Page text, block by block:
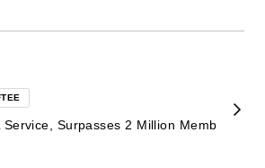
Service, Surpasses 2 Million Memb